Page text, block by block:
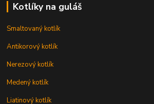
Kotlíky na guláš
Smaltovaný kotlík
Antikorový kotlík
Nerezový kotlík
Medený kotlík
Liatinový kotlík